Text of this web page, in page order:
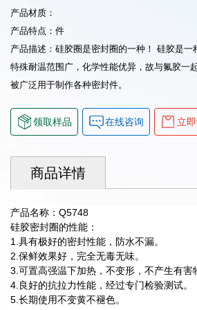
产品材质：
产品特点：件
产品描述：硅胶圈是密封圈的一种！ 硅胶是一
特殊耐温范围广，化学性能优异，故与氟胶一
被广泛用于制作各种密封件。
领取样品 在线咨询 立
商品详情
产品名称：Q5748
硅胶密封圈的性能：
1.具有极好的密封性能，防水不漏。
2.保鲜效果好，完全无毒无味。
3.可置高强温下加热，不变形，不产生有害
4.良好的抗拉力性能，经过专门检验测试。
5.长期使用不变黄不褪色。